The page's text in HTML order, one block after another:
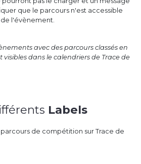
que le parcours n'est accessible
l'évènement.
avec des parcours classés en
visibles dans le calendriers de Trace de
Labels
de compétition sur Trace de